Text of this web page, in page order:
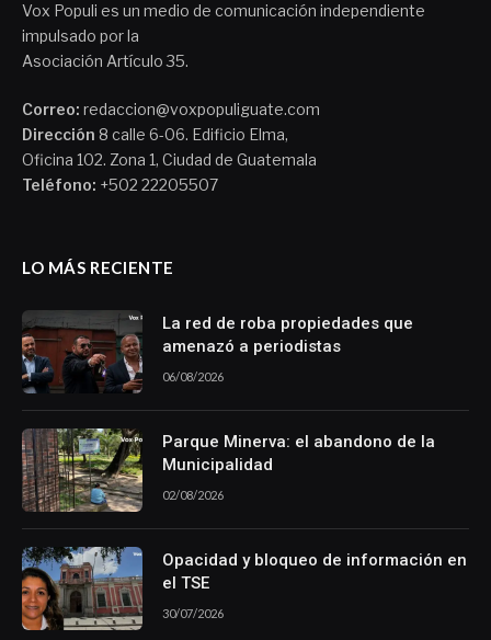
Vox Populi es un medio de comunicación independiente
impulsado por la
Asociación Artículo 35.
Correo: redaccion@voxpopuliguate.com
Dirección 8 calle 6-06. Edificio Elma,
Oficina 102. Zona 1, Ciudad de Guatemala
Teléfono: +502 22205507
LO MÁS RECIENTE
La red de roba propiedades que
amenazó a periodistas
06/08/2026
Parque Minerva: el abandono de la
Municipalidad
02/08/2026
Opacidad y bloqueo de información en
el TSE
30/07/2026